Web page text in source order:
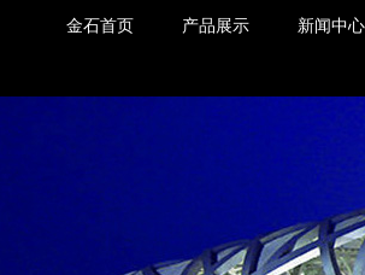
金石首页 产品展示 新闻中心